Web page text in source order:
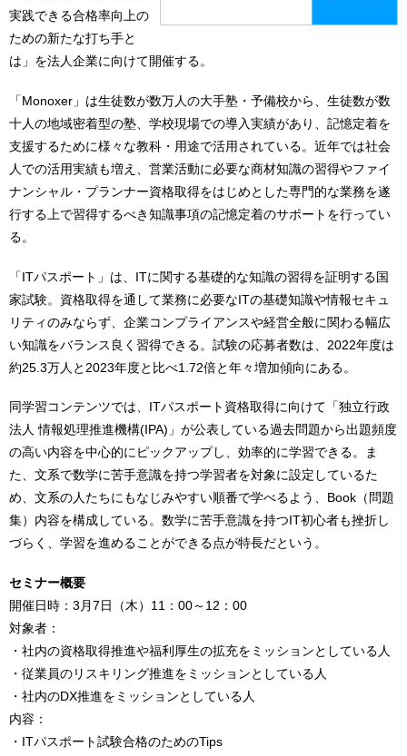
実践できる合格率向上の
ための新たな打ち手と
は」を法人企業に向けて開催する。
「Monoxer」は生徒数が数万人の大手塾・予備校から、生徒数が数
十人の地域密着型の塾、学校現場での導入実績があり、記憶定着を
支援するために様々な教科・用途で活用されている。近年では社会
人での活用実績も増え、営業活動に必要な商材知識の習得やファイ
ナンシャル・プランナー資格取得をはじめとした専門的な業務を遂
行する上で習得するべき知識事項の記憶定着のサポートを行ってい
る。
「ITパスポート」は、ITに関する基礎的な知識の習得を証明する国
家試験。資格取得を通して業務に必要なITの基礎知識や情報セキュ
リティのみならず、企業コンプライアンスや経営全般に関わる幅広
い知識をバランス良く習得できる。試験の応募者数は、2022年度は
約25.3万人と2023年度と比べ1.72倍と年々増加傾向にある。
同学習コンテンツでは、ITパスポート資格取得に向けて「独立行政
法人 情報処理推進機構(IPA)」が公表している過去問題から出題頻度
の高い内容を中心的にピックアップし、効率的に学習できる。ま
た、文系で数学に苦手意識を持つ学習者を対象に設定しているた
め、文系の人たちにもなじみやすい順番で学べるよう、Book（問題
集）内容を構成している。数学に苦手意識を持つIT初心者も挫折し
づらく、学習を進めることができる点が特長だという。
セミナー概要
開催日時：3月7日（木）11：00～12：00
対象者：
・社内の資格取得推進や福利厚生の拡充をミッションとしている人
・従業員のリスキリング推進をミッションとしている人
・社内のDX推進をミッションとしている人
内容：
・ITパスポート試験合格のためのTips